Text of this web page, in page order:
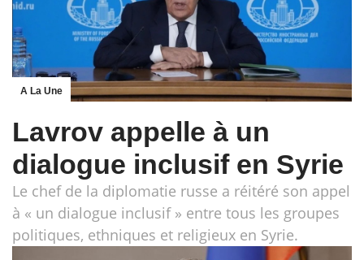
A La Une
Lavrov appelle à un
dialogue inclusif en Syrie
Le chef de la diplomatie russe a réitéré son appel
à « un dialogue inclusif » entre tous les groupes
politiques, ethniques et religieux en Syrie.